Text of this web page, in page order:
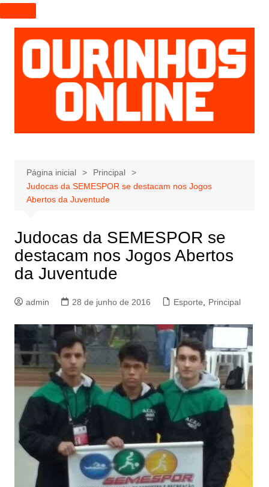
I
r
p
a
r
a
e
ú
d
Página inicial
Principal
Judocas da SEMESPOR se destacam nos Jogos
Abertos da Juventude
Judocas da SEMESPOR se
destacam nos Jogos Abertos
da Juventude
admin 28 de junho de 2016 Esporte Principal